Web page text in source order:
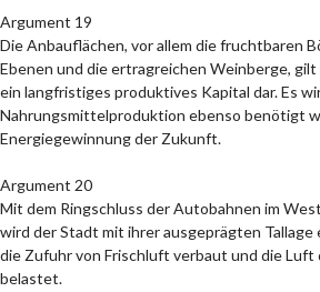
Argument 19
Die Anbauflächen, vor allem die fruchtbaren
Ebenen und die ertragreichen Weinberge,
ein langfristiges produktives Kapital dar. Es
Nahrungsmittelproduktion ebenso benötigt
Energiegewinnung der Zukunft.
Argument 20
Mit dem Ringschluss der Autobahnen im
wird der Stadt mit ihrer ausgeprägten
die Zufuhr von Frischluft verbaut und die Luft
belastet.